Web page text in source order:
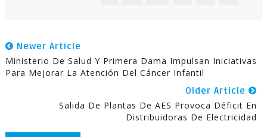
Newer Article
Ministerio De Salud Y Primera Dama Impulsan Iniciativas
Para Mejorar La Atención Del Cáncer Infantil
Older Article
Salida De Plantas De AES Provoca Déficit En
Distribuidoras De Electricidad